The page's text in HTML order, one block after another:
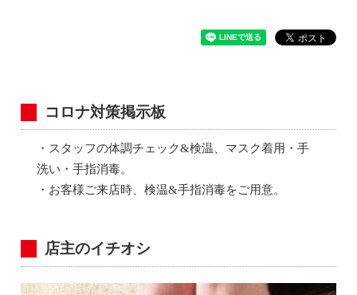
コロナ対策掲示板
・スタッフの体調チェック&検温、マスク着用・手
洗い・手指消毒。
・お客様ご来店時、検温&手指消毒をご用意。
店主のイチオシ